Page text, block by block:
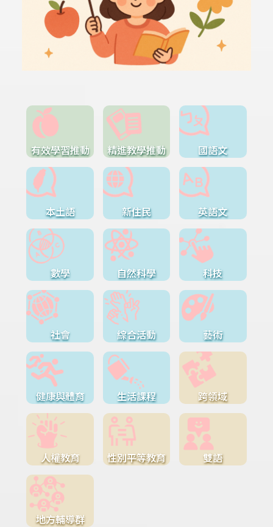
有效學習推動 精進教學推動 國語文
本土語 新住民 英語文
數學 自然科學 科技
社會 綜合活動 藝術
健康與體育 生活課程 跨領域
人權教育 性別平等教育 雙語
地方輔導群